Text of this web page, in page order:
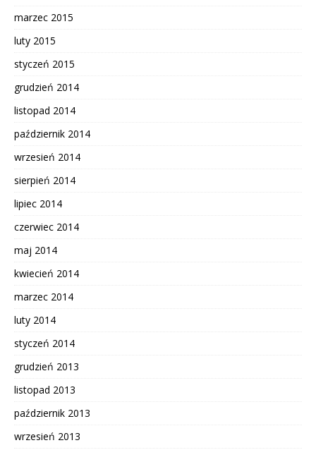
marzec 2015
luty 2015
styczeń 2015
grudzień 2014
listopad 2014
październik 2014
wrzesień 2014
sierpień 2014
lipiec 2014
czerwiec 2014
maj 2014
kwiecień 2014
marzec 2014
luty 2014
styczeń 2014
grudzień 2013
listopad 2013
październik 2013
wrzesień 2013